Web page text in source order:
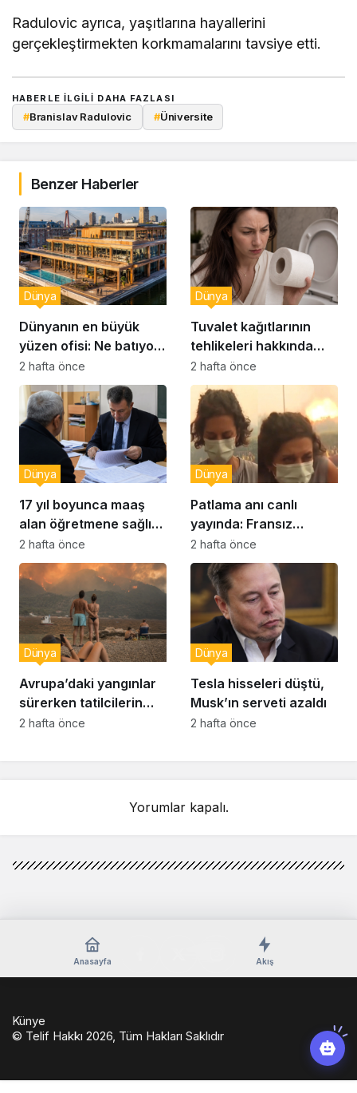
Radulovic ayrıca, yaşıtlarına hayallerini
gerçekleştirmekten korkmamalarını tavsiye etti.
HABERLE ILGILI DAHA FAZLASI
#Branislav Radulovic #Üniversite
Benzer Haberler
Dünyanın en büyük
yüzen ofisi: Ne batıyor
ne yerinde kalıyor
Dünya
2 hafta önce
Tuvalet kağıtlarının
tehlikeleri hakkında
yeni uyarılar
Dünya
2 hafta önce
17 yıl boyunca maaş
alan öğretmene sağlık
raporu soruşturması
Dünya
2 hafta önce
Patlama anı canlı
yayında: Fransız
muhabir şaşkın
Dünya
2 hafta önce
Avrupa’daki yangınlar
sürerken tatilcilerin
kayıtsızlığı tepki yarattı
Dünya
2 hafta önce
Tesla hisseleri düştü,
Musk’ın serveti azaldı
Dünya
2 hafta önce
Yorumlar kapalı.
Anasayfa Akış
Künye
© Telif Hakkı 2026, Tüm Hakları Saklıdır
giriş
casinoport
verabet